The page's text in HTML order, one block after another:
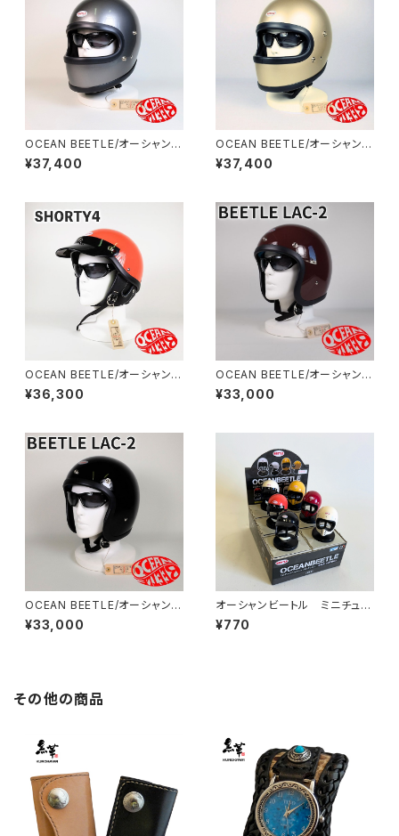
OCEAN BEETLE/オーシャンビ
ートル/STR/エスティアール/ス
ペースグレイ/ビートル/ヘルメッ
¥37,400
OCEAN BEETLE/オーシャンビ
ートル/STR/エスティアール//ビ
ートル/シャンパンゴールド/ヘル
¥37,400
OCEAN BEETLE/オーシャンビ
ートル/SHORTY4/ショーティ
4/オレンジ/ビートル/ヘルメット/
¥36,300
OCEAN BEETLE/オーシャンビ
ートル/L.A.C-2/エルエーシー
2/マルーン/ビートル/ヘルメット/
¥33,000
OCEAN BEETLE/オーシャンビ
ートル/L.A.C-2/エルエーシー
2/ブラック/ビートル/ヘルメット/
¥33,000
オーシャンビートル ミニチュア
ヘルメット 1個
¥770
その他の商品